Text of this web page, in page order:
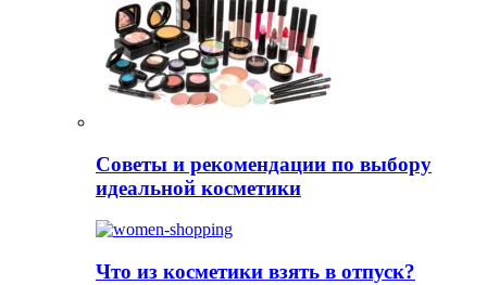
Советы и рекомендации по выбору
идеальной косметики
Что из косметики взять в отпуск?